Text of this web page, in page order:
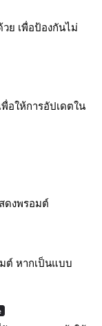
วย เพื่อป้องกันไม่
อให้การอัปเดตใน
ดงพรอมต์
ต์ หากเป็นแบบ